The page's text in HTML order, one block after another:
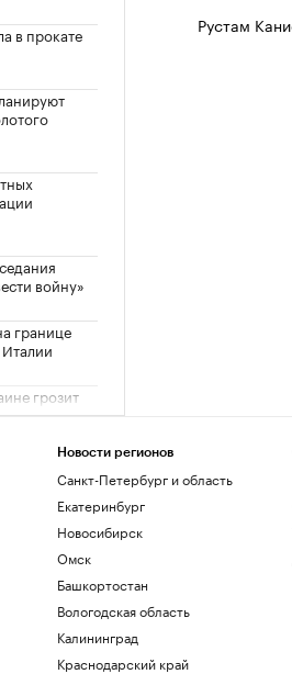
в прокате
войну»
границе
грозит
из
бума ИИ
УЕФА
Рустам
Новости регионов
Санкт-Петербург и область
Екатеринбург
Новосибирск
Омск
Башкортостан
Вологодская область
Калининград
Краснодарский край